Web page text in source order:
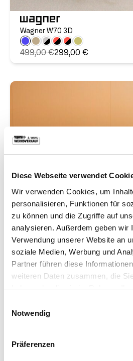
Diese Webseite verwendet
Wir verwenden Cookies, um
personalisieren, Funktionen für
zu können und die Zugriffe auf
analysieren. Außerdem geben wir
Verwendung unserer Website an
soziale Medien, Werbung und
Partner führen diese
weiteren Daten zusammen, die
haben oder die sie im Rahmen
Notwendig
Präferenzen
Wagner W70 3D
499,00 €299,00 €
-57%
Sitness Relax 10